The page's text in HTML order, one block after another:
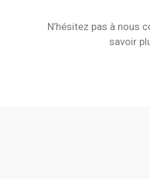
N’hésitez pas à ​​nous
savoir